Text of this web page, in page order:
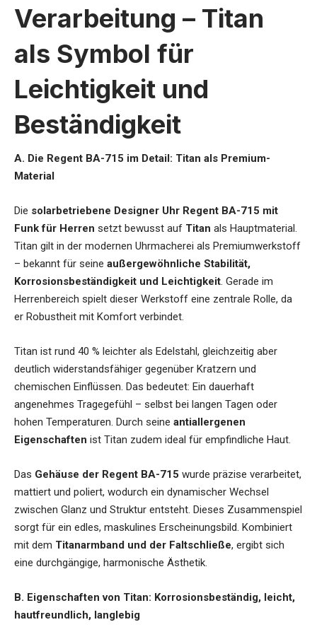
Verarbeitung – Titan
als Symbol für
Leichtigkeit und
Beständigkeit
A. Die Regent BA-715 im Detail: Titan als Premium-
Material
Die solarbetriebene Designer Uhr Regent BA-715 mit
Funk für Herren setzt bewusst auf Titan als Hauptmaterial.
Titan gilt in der modernen Uhrmacherei als Premiumwerkstoff
– bekannt für seine außergewöhnliche Stabilität,
Korrosionsbeständigkeit und Leichtigkeit. Gerade im
Herrenbereich spielt dieser Werkstoff eine zentrale Rolle, da
er Robustheit mit Komfort verbindet.
Titan ist rund 40 % leichter als Edelstahl, gleichzeitig aber
deutlich widerstandsfähiger gegenüber Kratzern und
chemischen Einflüssen. Das bedeutet: Ein dauerhaft
angenehmes Tragegefühl – selbst bei langen Tagen oder
hohen Temperaturen. Durch seine antiallergenen
Eigenschaften ist Titan zudem ideal für empfindliche Haut.
Das Gehäuse der Regent BA-715 wurde präzise verarbeitet,
mattiert und poliert, wodurch ein dynamischer Wechsel
zwischen Glanz und Struktur entsteht. Dieses Zusammenspiel
sorgt für ein edles, maskulines Erscheinungsbild. Kombiniert
mit dem Titanarmband und der Faltschließe, ergibt sich
eine durchgängige, harmonische Ästhetik.
B. Eigenschaften von Titan: Korrosionsbeständig, leicht,
hautfreundlich, langlebig